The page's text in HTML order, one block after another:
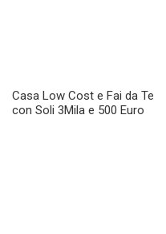
Casa Low Cost e Fai da Te
con Soli 3Mila e 500 Euro